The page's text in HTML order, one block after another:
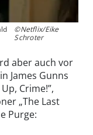
©Netflix/Eike
Schroter
aber auch vor
James Gunns
Crime!”,
„The Last
Purge: